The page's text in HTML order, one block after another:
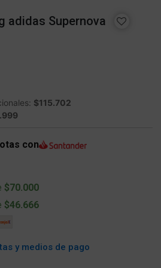
adidas Supernova
$115.702
con
$70.000
$46.666
y medios de pago